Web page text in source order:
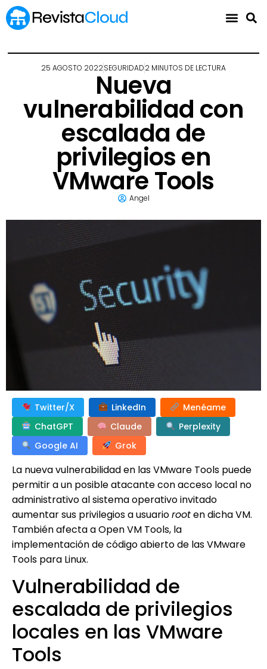
25 AGOSTO 2022SEGURIDAD2 MINUTOS DE LECTURA
Nueva
vulnerabilidad con
escalada de
privilegios en
VMware Tools
Angel
Twitter/X LinkedIn
Menéame
ChatGPT
Claude
Perplexity
Google AI
Grok
La nueva vulnerabilidad en las VMware Tools puede
permitir a un posible atacante con acceso local no
administrativo al sistema operativo invitado
aumentar sus privilegios a usuariorooten dicha VM.
También afecta a Open VM Tools, la
implementación de código abierto de las VMware
Tools para Linux.
Vulnerabilidad de
escalada de privilegios
locales en las VMware
Tools